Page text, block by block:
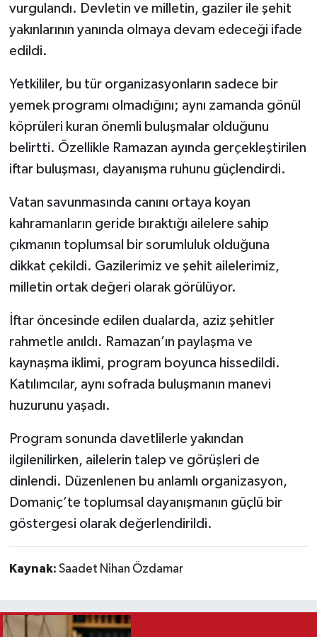
vurgulandı. Devletin ve milletin, gaziler ile şehit
yakınlarının yanında olmaya devam edeceği ifade
edildi.
Yetkililer, bu tür organizasyonların sadece bir
yemek programı olmadığını; aynı zamanda gönül
köprüleri kuran önemli buluşmalar olduğunu
belirtti. Özellikle Ramazan ayında gerçekleştirilen
iftar buluşması, dayanışma ruhunu güçlendirdi.
Vatan savunmasında canını ortaya koyan
kahramanların geride bıraktığı ailelere sahip
çıkmanın toplumsal bir sorumluluk olduğuna
dikkat çekildi. Gazilerimiz ve şehit ailelerimiz,
milletin ortak değeri olarak görülüyor.
İftar öncesinde edilen dualarda, aziz şehitler
rahmetle anıldı. Ramazan’ın paylaşma ve
kaynaşma iklimi, program boyunca hissedildi.
Katılımcılar, aynı sofrada buluşmanın manevi
huzurunu yaşadı.
Program sonunda davetlilerle yakından
ilgilenilirken, ailelerin talep ve görüşleri de
dinlendi. Düzenlenen bu anlamlı organizasyon,
Domaniç’te toplumsal dayanışmanın güçlü bir
göstergesi olarak değerlendirildi.
Kaynak: Saadet Nihan Özdamar